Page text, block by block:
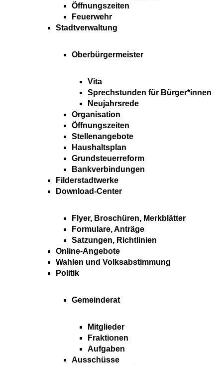
Öffnungszeiten
Feuerwehr
Stadtverwaltung
Oberbürgermeister
Vita
Sprechstunden für Bürger*innen
Neujahrsrede
Organisation
Öffnungszeiten
Stellenangebote
Haushaltsplan
Grundsteuerreform
Bankverbindungen
Filderstadtwerke
Download-Center
Flyer, Broschüren, Merkblätter
Formulare, Anträge
Satzungen, Richtlinien
Online-Angebote
Wahlen und Volksabstimmung
Politik
Gemeinderat
Mitglieder
Fraktionen
Aufgaben
Ausschüsse